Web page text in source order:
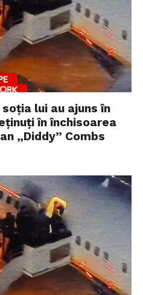
lui au ajuns în
în închisoarea
„Diddy” Combs